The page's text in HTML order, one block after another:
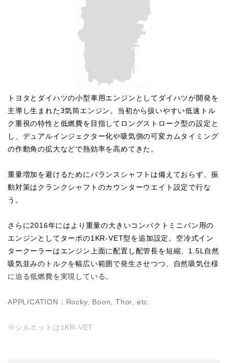
トヨタとダイハツの小型車用エンジンとしてダイハツが開発を
主導し生まれた3気筒エンジン。当初から扱いやすい低速トル
ク重視の特性と低燃費を目指してロングストローク型の設定と
し、デュアルインジェクター化や吸気側の可変カムタイミング
の作動角の拡大などで熱効率を高めてきた。
重量増加を避けるためにバランスシャフトは備えておらず、振
動対策はクランクシャフトのカウンターウエイト設定で行な
う。
さらに2016年にはより重量の大きいコンパクトミニバン用の
エンジンとしてターボの1KR-VET型を追加設定。空冷式イン
タークーラーはエンジン上面に配置し配管長を短縮、1.5L自然
吸気並みのトルクを幅広い範囲で発生させつつ、自然吸気仕様
に迫る低燃費を実現している。
APPLICATION：Rocky, Boon, Thor, etc.
※シルエットは1KR-VET